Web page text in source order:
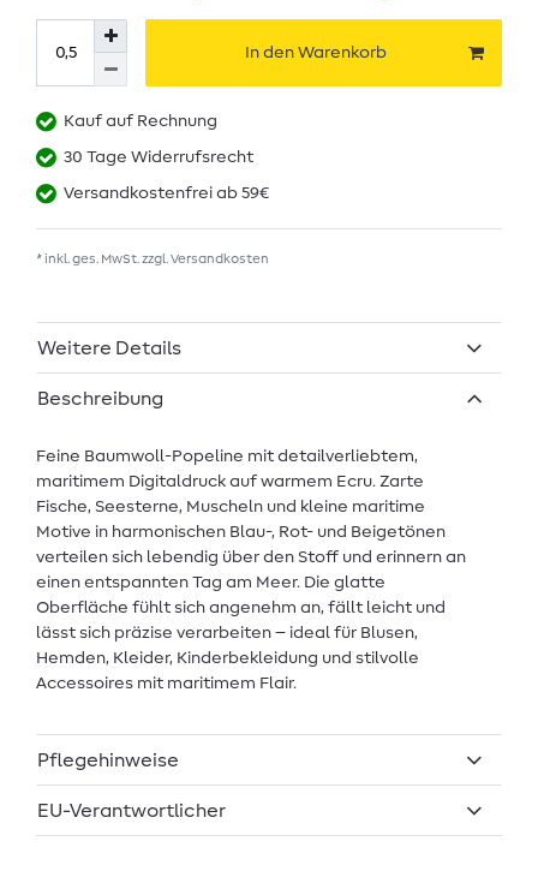
In den Warenkorb
Kauf auf Rechnung
30 Tage Widerrufsrecht
Versandkostenfrei ab 59€
* inkl. ges. MwSt. zzgl.Versandkosten
Weitere Details
Beschreibung
Feine Baumwoll-Popeline mit detailverliebtem,
maritimem Digitaldruck auf warmem Ecru. Zarte
Fische, Seesterne, Muscheln und kleine maritime
Motive in harmonischen Blau-, Rot- und Beigetönen
verteilen sich lebendig über den Stoff und erinnern an
einen entspannten Tag am Meer. Die glatte
Oberfläche fühlt sich angenehm an, fällt leicht und
lässt sich präzise verarbeiten – ideal für Blusen,
Hemden, Kleider, Kinderbekleidung und stilvolle
Accessoires mit maritimem Flair.
Pflegehinweise
EU-Verantwortlicher